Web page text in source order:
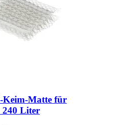
​Keim-​Matte für
240 Liter